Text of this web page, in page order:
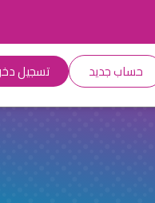
حساب جديد تسجيل